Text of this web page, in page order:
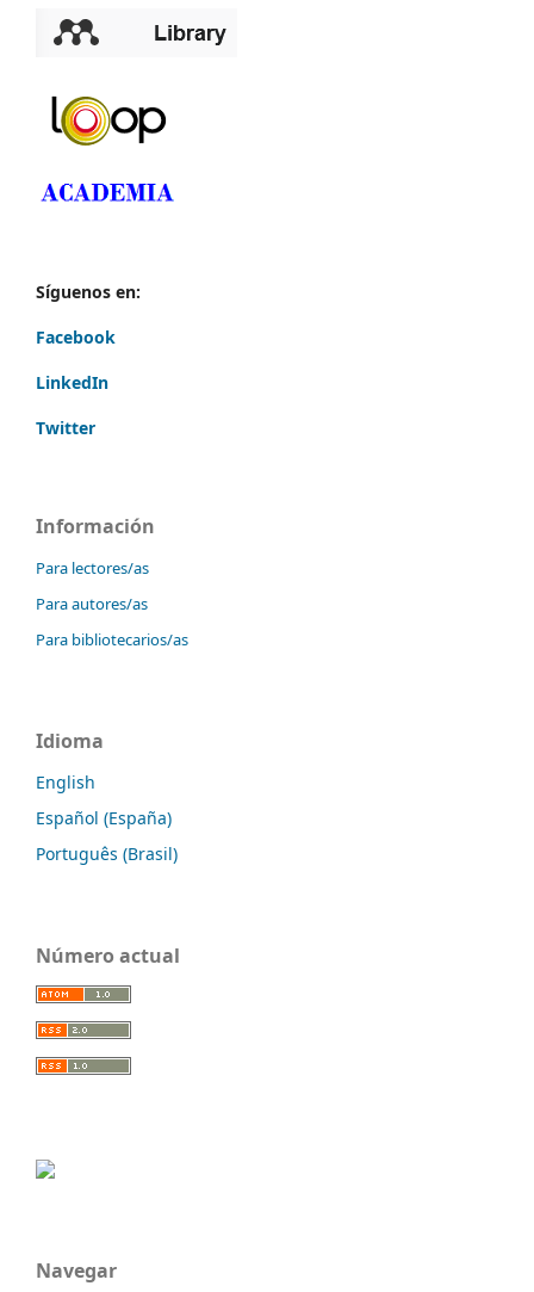
Síguenos en:
Facebook
LinkedIn
Twitter
Información
Para lectores/as
Para autores/as
Para bibliotecarios/as
Idioma
English
Español (España)
Português (Brasil)
Número actual
Navegar